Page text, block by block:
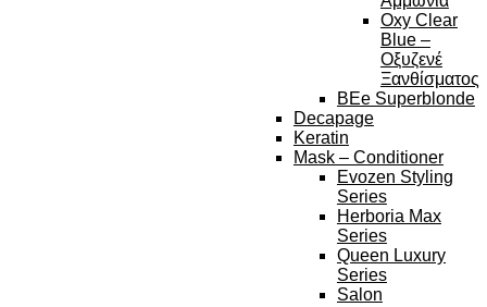
Oxy Clear
Blue –
Οξυζενέ
Ξανθίσματος
BEe Superblonde
Decapage
Keratin
Mask – Conditioner
Evozen Styling
Series
Herboria Max
Series
Queen Luxury
Series
Salon